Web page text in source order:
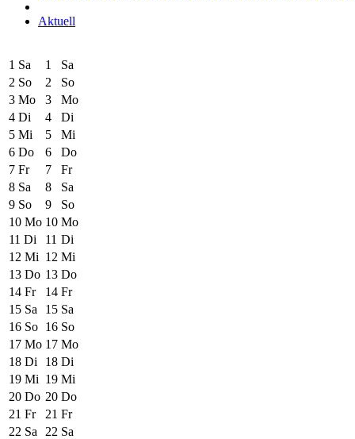
Aktuell
1 Sa 1
Sa
2 So 2
So
3 Mo 3
Mo
4 Di 4
Di
5 Mi 5
Mi
6 Do 6
Do
7 Fr 7
Fr
8 Sa 8
Sa
9 So 9
So
10 Mo 10 Mo
11 Di 11 Di
12 Mi 12 Mi
13 Do 13 Do
14 Fr 14 Fr
15 Sa 15 Sa
16 So 16 So
17 Mo 17 Mo
18 Di 18 Di
19 Mi 19 Mi
20 Do 20 Do
21 Fr 21 Fr
22 Sa 22 Sa